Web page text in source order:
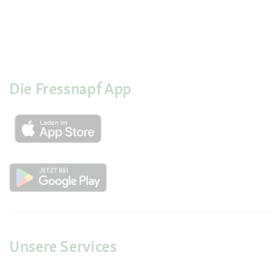
Die Fressnapf App
Unsere Services